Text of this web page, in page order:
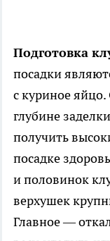
Подготовка
посадки
с куриное
глубине
получить
посадке
и половинок
верхушек
Главное —